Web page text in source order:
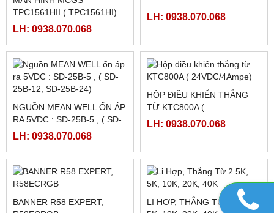
NGUỒN MEANWELL LRS-
LH: 0938.070.068 LH: 0938.070.068